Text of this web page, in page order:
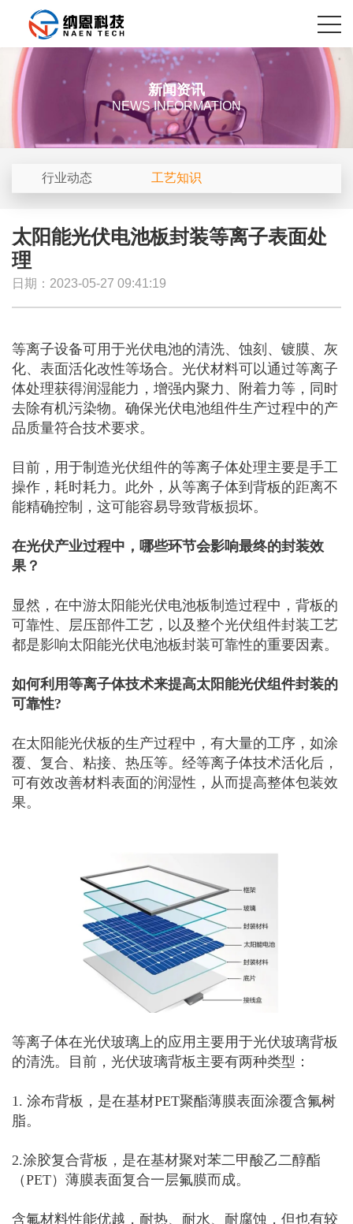
新闻资讯
NEWS INFORMATION
行业动态 工艺知识
太阳能光伏电池板封装等离子表面处
理
日期：2023-05-27 09:41:19
等离子设备可用于光伏电池的清洗、蚀刻、镀膜、灰
化、表面活化改性等场合。光伏材料可以通过等离子
体处理获得润湿能力，增强内聚力、附着力等，同时
去除有机污染物。确保光伏电池组件生产过程中的产
品质量符合技术要求。
目前，用于制造光伏组件的等离子体处理主要是手工
操作，耗时耗力。此外，从等离子体到背板的距离不
能精确控制，这可能容易导致背板损坏。
在光伏产业过程中，哪些环节会影响最终的封装效
果？
显然，在中游太阳能光伏电池板制造过程中，背板的
可靠性、层压部件工艺，以及整个光伏组件封装工艺
都是影响太阳能光伏电池板封装可靠性的重要因素。
如何利用等离子体技术来提高太阳能光伏组件封装的
可靠性?
在太阳能光伏板的生产过程中，有大量的工序，如涂
覆、复合、粘接、热压等。经等离子体技术活化后，
可有效改善材料表面的润湿性，从而提高整体包装效
果。
等离子体在光伏玻璃上的应用主要用于光伏玻璃背板
的清洗。目前，光伏玻璃背板主要有两种类型：
1. 涂布背板，是在基材PET聚酯薄膜表面涂覆含氟树
脂。
2.涂胶复合背板，是在基材聚对苯二甲酸乙二醇酯
（PET）薄膜表面复合一层氟膜而成。
含氟材料性能优越，耐热、耐水、耐腐蚀，但也有较